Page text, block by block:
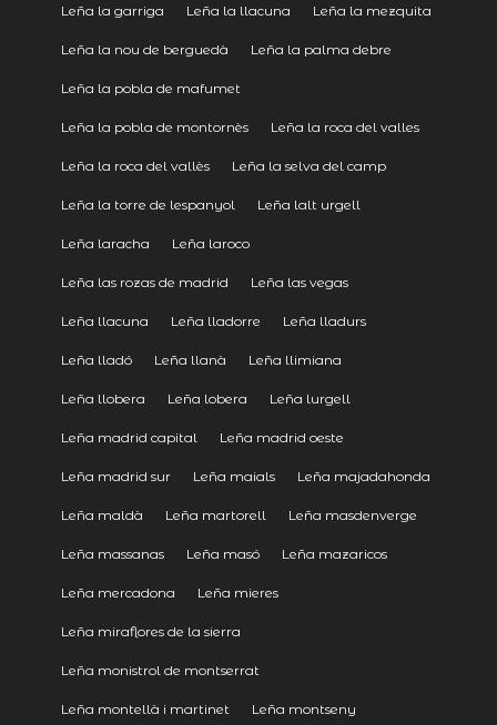
Leña la garriga Leña la llacuna Leña la mezquita
Leña la nou de berguedà Leña la palma debre
Leña la pobla de mafumet
Leña la pobla de montornès Leña la roca del valles
Leña la roca del vallès Leña la selva del camp
Leña la torre de lespanyol Leña lalt urgell
Leña laracha Leña laroco
Leña las rozas de madrid Leña las vegas
Leña llacuna Leña lladorre Leña lladurs
Leña lladó Leña llanà Leña llimiana
Leña llobera Leña lobera Leña lurgell
Leña madrid capital Leña madrid oeste
Leña madrid sur Leña maials Leña majadahonda
Leña maldà Leña martorell Leña masdenverge
Leña massanas Leña masó Leña mazaricos
Leña mercadona Leña mieres
Leña miraflores de la sierra
Leña monistrol de montserrat
Leña montellà i martinet Leña montseny